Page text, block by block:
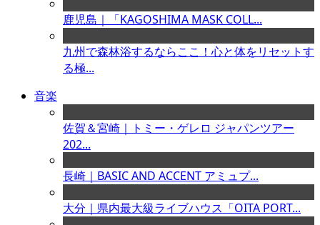
鹿児島｜「KAGOSHIMA MASK COLL...
九州で森林浴するならここ！心と体をリセットす
る極...
音楽
佐賀＆宮崎｜トミー・ゲレロ ジャパンツアー
202...
長崎｜BASIC AND ACCENT アミュプ...
大分｜県内最大級ライブハウス「OITA PORT...